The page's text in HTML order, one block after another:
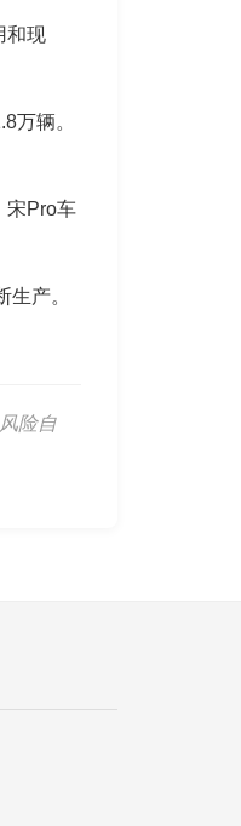
和现
万辆。
宋Pro车
产。
险自